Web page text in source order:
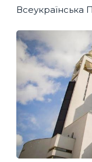
Всеукраїнська